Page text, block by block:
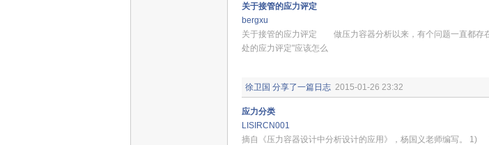
关于接管的应力评定
bergxu
关于接管的应力评定 做压力容器分析以来，有个问题一直都存
处的应力评定"应该怎么
徐卫国 分享了一篇日志 2015-01-26 23:32
应力分类
LISIRCN001
摘自《压力容器设计中分析设计的应用》，杨国义老师编写。